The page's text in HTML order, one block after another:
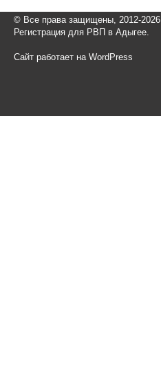
© Все права защищены, 2012-2026
Регистрация для РВП в Адыгее.
Сайт работает на WordPress